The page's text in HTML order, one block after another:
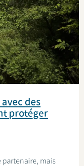
des
protéger
partenaire, mais